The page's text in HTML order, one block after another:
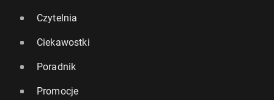
Czytelnia
Ciekawostki
Poradnik
Promocje